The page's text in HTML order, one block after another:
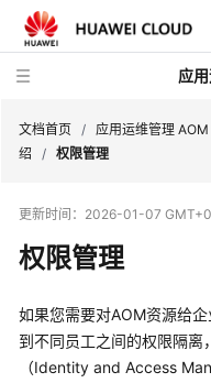
应
新
动
态
产
品
介
文档首页 / 应用运维管理 AOM
绍
/ 权限管理
更新时间： 2026-01-07
权限管理
如果您需要对AOM资源给
到不同员工之间的权限隔
（Identity and Access